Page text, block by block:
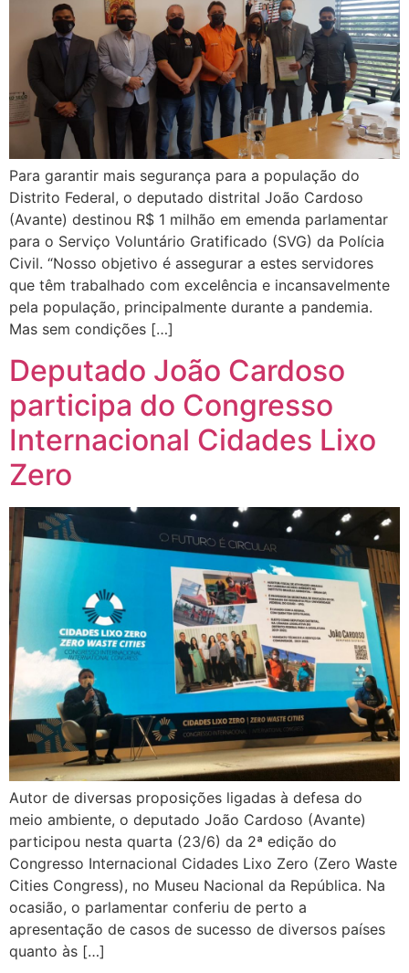
Para garantir mais segurança para a população do
Distrito Federal, o deputado distrital João Cardoso
(Avante) destinou R$ 1 milhão em emenda parlamentar
para o Serviço Voluntário Gratificado (SVG) da Polícia
Civil. “Nosso objetivo é assegurar a estes servidores
que têm trabalhado com excelência e incansavelmente
pela população, principalmente durante a pandemia.
Mas sem condições […]
Deputado João Cardoso
participa do Congresso
Internacional Cidades Lixo
Zero
Autor de diversas proposições ligadas à defesa do
meio ambiente, o deputado João Cardoso (Avante)
participou nesta quarta (23/6) da 2ª edição do
Congresso Internacional Cidades Lixo Zero (Zero Waste
Cities Congress), no Museu Nacional da República. Na
ocasião, o parlamentar conferiu de perto a
apresentação de casos de sucesso de diversos países
quanto às […]